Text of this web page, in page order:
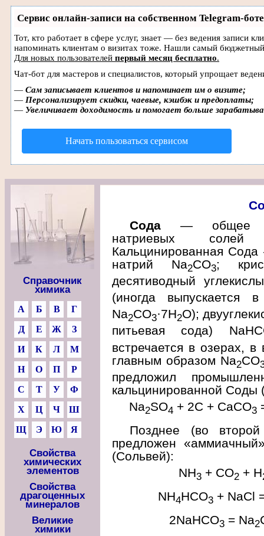
Сервис онлайн-записи на собственном Telegram-боте
Тот, кто работает в сфере услуг, знает — без ведения записи
напоминать клиентам о визитах тоже. Нашли самый
Для новых пользователей первый месяц бесплатно.
Чат-бот для мастеров и специалистов, который упрощает
— Сам записывает клиентов и напоминает им о визите;
— Персонализирует скидки, чаевые, кэшбэк и предоплаты;
— Увеличивает доходимость и помогает больше
Начать пользоваться сервисом
Справочник
химика
А Б В
Г
Д
Е Ж
З
И
К Л
М
Н
О П
Р
С
Т У
Ф
Х
Ц Ч
Ш
Щ
Э Ю Я
Свойства
химических
элементов
Свойства
драгоценных
минералов
Великие
химики
Сода — общее
натриевых солей
Кальцинированная
натрий Na2CO3;
десятиводный
(иногда выпускается
Na2CO3·7Н2О);
питьевая сода)
встречается в озерах,
главным образом Na2СО
предложил
кальцинированной Соды
Na2SO4 + 2С + СаСО3
Позднее (во
предложен
(Сольвей):
NH3+ СО2+ Н
NH4HCO3 + NaCl
2NaHCO3 = Na2